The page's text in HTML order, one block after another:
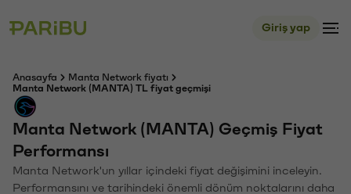
Giriş yap
Anasayfa
Manta Network fiyatı
Manta Network (MANTA) TL fiyat geçmişi
Manta Network (MANTA) Geçmiş Fiyat
Performansı
Manta Network'un yıllar içindeki fiyat değişimini inceleyin.
Performansını ve tarihindeki önemli dönüm noktalarını daha